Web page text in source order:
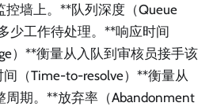
控墙上。**队列深度（Queue
少工作待处理。**响应时间
）**衡量从入队到审核员接手该
（Time-to-resolve）**衡量从
周期。**放弃率（Abandonment